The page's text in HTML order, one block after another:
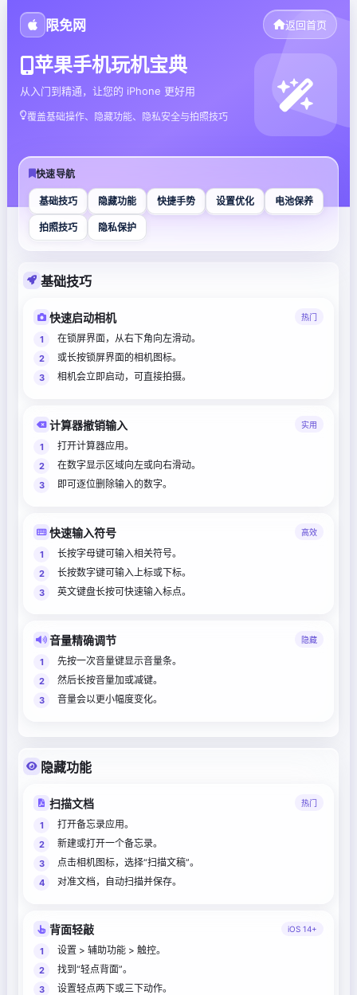
限免网 返回首页
苹果手机玩机宝典
从入门到精通，让您的 iPhone 更好用
覆盖基础操作、隐藏功能、隐私安全与拍照技巧
快速导航
基础技巧 隐藏功能 快捷手势 设置优化 电池保养
拍照技巧 隐私保护
基础技巧
快速启动相机 热门
在锁屏界面，从右下角向左滑动。
或长按锁屏界面的相机图标。
相机会立即启动，可直接拍摄。
计算器撤销输入 实用
打开计算器应用。
在数字显示区域向左或向右滑动。
即可逐位删除输入的数字。
快速输入符号 高效
长按字母键可输入相关符号。
长按数字键可输入上标或下标。
英文键盘长按可快速输入标点。
音量精确调节 隐藏
先按一次音量键显示音量条。
然后长按音量加或减键。
音量会以更小幅度变化。
隐藏功能
扫描文档 热门
打开备忘录应用。
新建或打开一个备忘录。
点击相机图标，选择“扫描文稿”。
对准文档，自动扫描并保存。
背面轻敲 iOS 14+
设置 > 辅助功能 > 触控。
找到“轻点背面”。
设置轻点两下或三下动作。